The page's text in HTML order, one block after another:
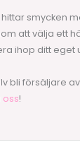
smycken
att välja ett
ihop ditt eget
bli försäljare
oss!